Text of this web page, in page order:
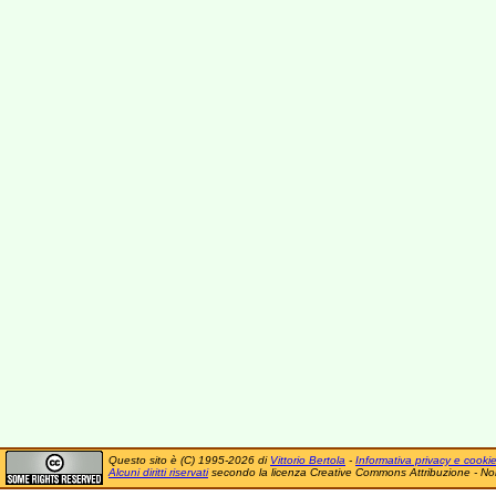
Questo sito è (C) 1995-2026 di Vittorio Bertola - Informativa privacy e cookie
Alcuni diritti riservatisecondo la licenza Creative Commons Attribuzione -